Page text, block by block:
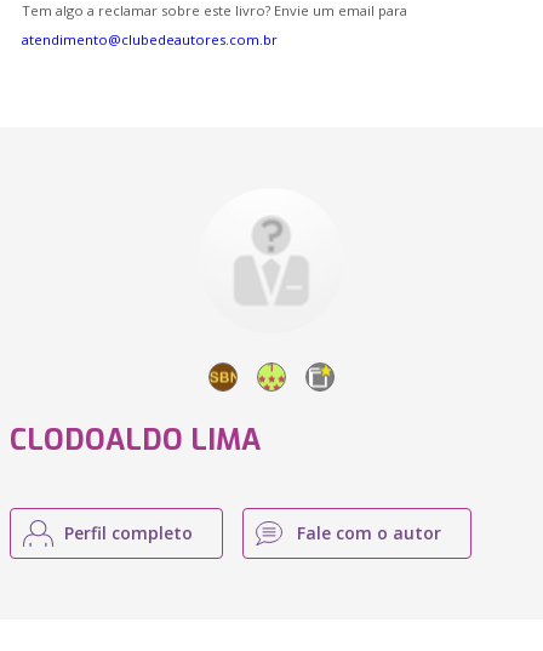
Tem algo a reclamar sobre este livro? Envie um email para
atendimento@clubedeautores.com.br
CLODOALDO LIMA
Perfil completo Fale com o autor